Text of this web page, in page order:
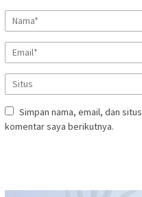
Simpan nama, email, dan
komentar saya berikutnya.